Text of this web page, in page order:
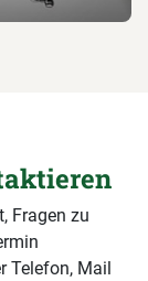
Fragen zu
Telefon, Mail